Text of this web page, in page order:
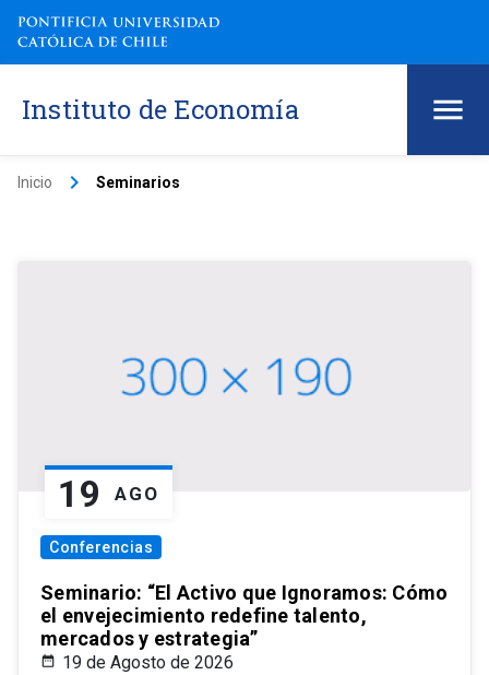
Instituto de Economía
Inicio keyboard_arrow_right Seminarios
19 AGO
Conferencias
Seminario: “El Activo que Ignoramos: Cómo
el envejecimiento redefine talento,
mercados y estrategia”
19 de Agosto de 2026